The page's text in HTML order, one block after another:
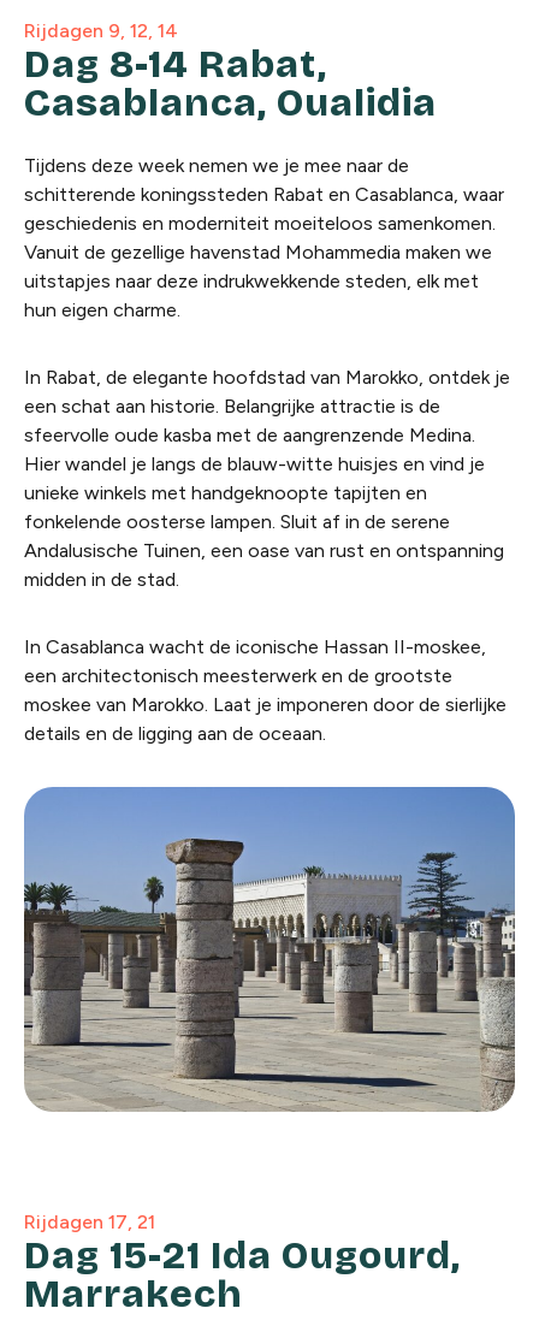
Rijdagen 9, 12, 14
Dag 8-14 Rabat,
Casablanca, Oualidia
Tijdens deze week nemen we je mee naar de
schitterende koningssteden Rabat en Casablanca, waar
geschiedenis en moderniteit moeiteloos samenkomen.
Vanuit de gezellige havenstad Mohammedia maken we
uitstapjes naar deze indrukwekkende steden, elk met
hun eigen charme.
In Rabat, de elegante hoofdstad van Marokko, ontdek je
een schat aan historie. Belangrijke attractie is de
sfeervolle oude kasba met de aangrenzende Medina.
Hier wandel je langs de blauw-witte huisjes en vind je
unieke winkels met handgeknoopte tapijten en
fonkelende oosterse lampen. Sluit af in de serene
Andalusische Tuinen, een oase van rust en ontspanning
midden in de stad.
In Casablanca wacht de iconische Hassan II-moskee,
een architectonisch meesterwerk en de grootste
moskee van Marokko. Laat je imponeren door de sierlijke
details en de ligging aan de oceaan.
Rijdagen 17, 21
Dag 15-21 Ida Ougourd,
Marrakech